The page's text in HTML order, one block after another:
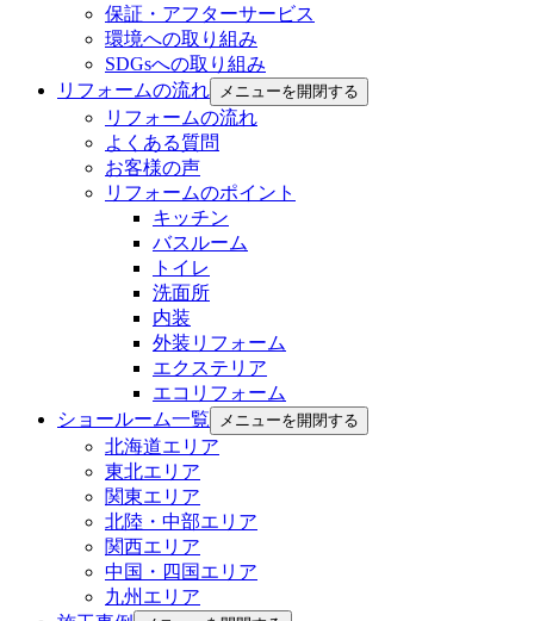
保証・アフターサービス
環境への取り組み
SDGsへの取り組み
リフォームの流れ
メニューを開閉する
リフォームの流れ
よくある質問
お客様の声
リフォームのポイント
キッチン
バスルーム
トイレ
洗面所
内装
外装リフォーム
エクステリア
エコリフォーム
ショールーム一覧
メニューを開閉する
北海道エリア
東北エリア
関東エリア
北陸・中部エリア
関西エリア
中国・四国エリア
九州エリア